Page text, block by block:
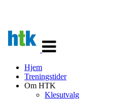
navigasjon
Hjem
Treningstider
Om HTK
Klesutvalg